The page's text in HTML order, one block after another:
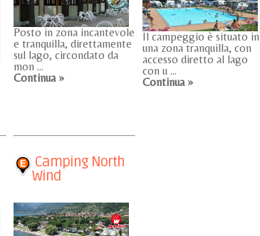
Posto in zona incantevole
e tranquilla, direttamente
sul lago, circondato da
mon ...
Continua »
Il campeggio è situato in
una zona tranquilla, con
accesso diretto al lago
con u ...
Continua »
Camping North
Wind